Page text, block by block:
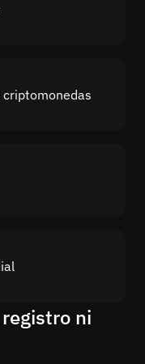
registro ni